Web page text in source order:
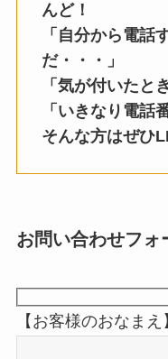
んど！
「自分から電話
だ・・・」
「気が付いたと
「いきなり電話
そんな方はぜひ
お問い合わせフォ
【お客様のおなまえ